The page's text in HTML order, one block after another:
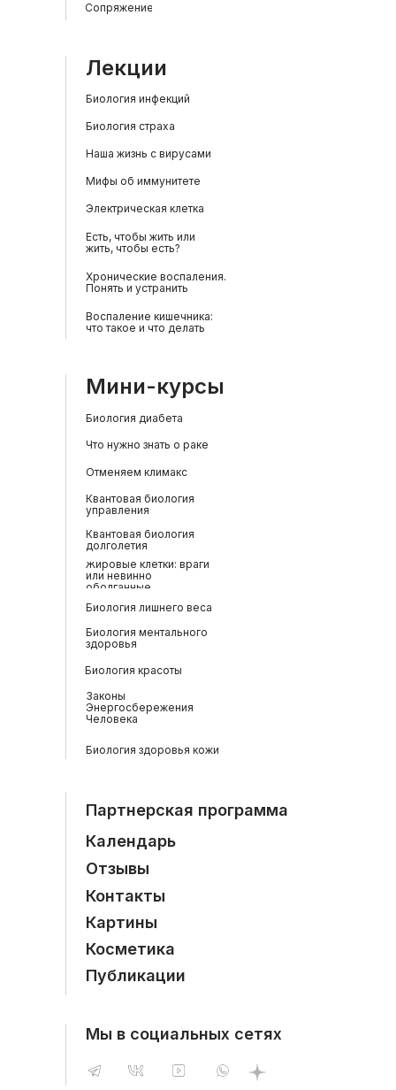
Мини-курсы
Жировые клетки: враги
или невинно
оболганные
Что нужно знать о раке
Отменяем климакс
Квантовая биология
управления
Квантовая биология
долголетия
Партнерская программа
Календарь
Отзывы
Контакты
Лекции
Биология инфекций
Биология страха
Наша жизнь с вирусами
Электрическая клетка
Мифы об иммунитете
Есть, чтобы жить или
жить, чтобы есть?
Хронические воспаления.
Понять и устранить
Воспаление кишечника:
что такое и что делать
Мы в социальных сетях
Биология диабета
Косметика
Публикации
Картины
Биология лишнего веса
Биология ментального
здоровья
Законы
Энергосбережения
Человека
Биология здоровья кожи
Биология красоты
Сопряжение